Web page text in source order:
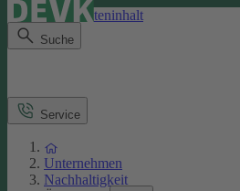
Direkt zum Seiteninhalt
Suche
Service
Unternehmen
Nachhaltigkeit